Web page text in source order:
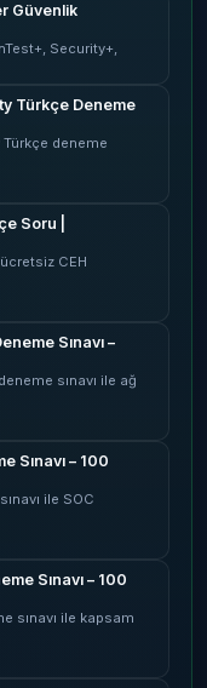
Güvenlik
Security+,
Türkçe Deneme
deneme
Soru |
CEH
Sınavı –
sınavı ile ağ
Sınavı – 100
ile SOC
Sınavı – 100
sınavı ile kapsam